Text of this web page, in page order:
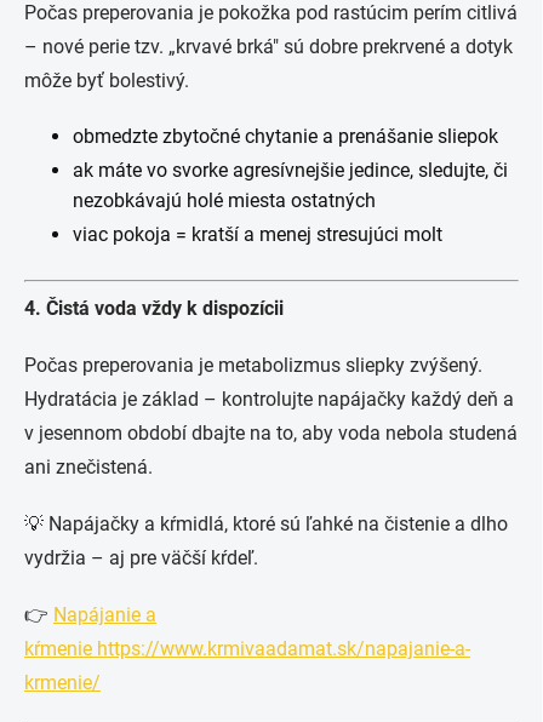
Počas preperovania je pokožka pod rastúcim perím citlivá
– nové perie tzv. „krvavé brká" sú dobre prekrvené a dotyk
môže byť bolestivý.
obmedzte zbytočné chytanie a prenášanie sliepok
ak máte vo svorke agresívnejšie jedince, sledujte, či
nezobkávajú holé miesta ostatných
viac pokoja = kratší a menej stresujúci molt
4. Čistá voda vždy k dispozícii
Počas preperovania je metabolizmus sliepky zvýšený.
Hydratácia je základ – kontrolujte napájačky každý deň a
v jesennom období dbajte na to, aby voda nebola studená
ani znečistená.
💡 Napájačky a kŕmidlá, ktoré sú ľahké na čistenie a dlho
vydržia – aj pre väčší kŕdeľ.
👉 Napájanie a
kŕmenie https://www.krmivaadamat.sk/napajanie-a-
krmenie/